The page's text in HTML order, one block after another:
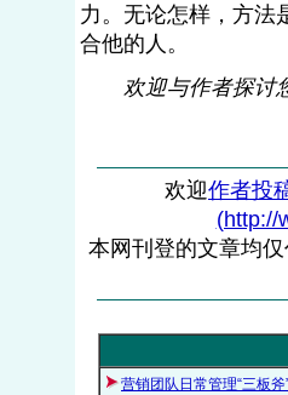
力。无论怎样，方法
合他的人。
欢迎与作者探讨您
欢迎作者投
(http://
本网刊登的文章均
营销团队日常管理“三板斧